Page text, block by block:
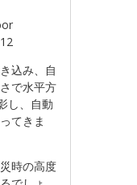
込み、自
で水平方
し、自動
てきま
時の高度